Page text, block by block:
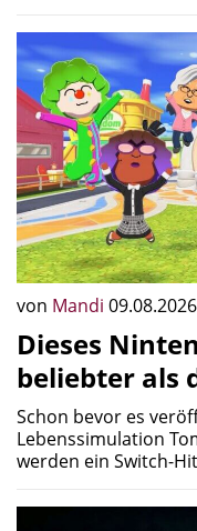
von Mandi 09.08.2026
Dieses
beliebter als
Schon bevor es
Lebenssimulation
werden ein Switch-